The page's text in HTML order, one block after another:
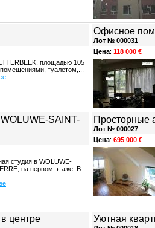
площадью 105
туалетом,...
Офисное
Лот № 000031
Цена: 118 000 €
SAINT-
студия в WOLUWE-
на первом этаже. В
Просторные
Лот № 000027
Цена: 695 000 €
центре
Уютная